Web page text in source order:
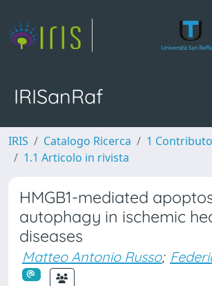
IRISanRaf
IRIS Catalogo Ricerca
1
1.1 Articolo in rivista
HMGB1-mediated
autophagy in ischemic
diseases
Matteo Antonio Russo;